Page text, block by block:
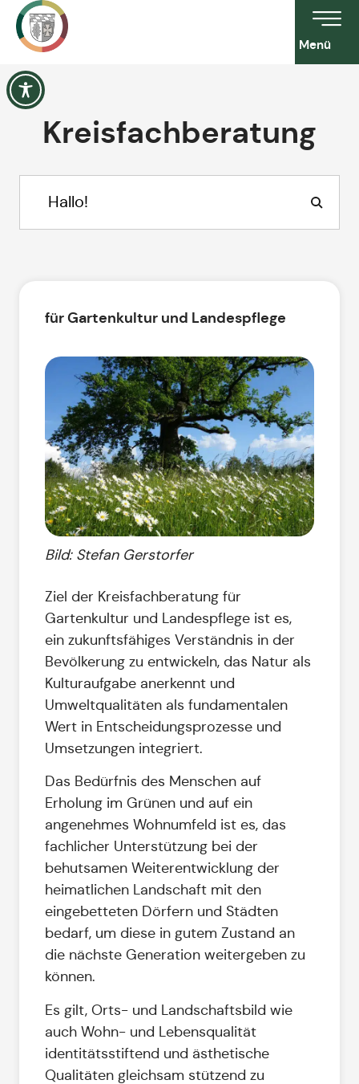
Menü
Kreisfachberatung
für Gartenkultur und Landespflege
Bild: Stefan Gerstorfer
Ziel der Kreisfachberatung für
Gartenkultur und Landespflege ist es,
ein zukunftsfähiges Verständnis in der
Bevölkerung zu entwickeln, das Natur als
Kulturaufgabe anerkennt und
Umweltqualitäten als fundamentalen
Wert in Entscheidungsprozesse und
Umsetzungen integriert.
Das Bedürfnis des Menschen auf
Erholung im Grünen und auf ein
angenehmes Wohnumfeld ist es, das
fachlicher Unterstützung bei der
behutsamen Weiterentwicklung der
heimatlichen Landschaft mit den
eingebetteten Dörfern und Städten
bedarf, um diese in gutem Zustand an
die nächste Generation weitergeben zu
können.
Es gilt, Orts- und Landschaftsbild wie
auch Wohn- und Lebensqualität
identitätsstiftend und ästhetische
Qualitäten gleichsam stützend zu